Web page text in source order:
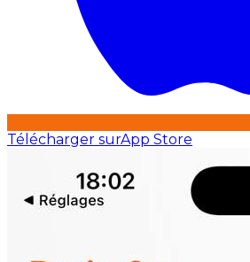
Télécharger surApp Store